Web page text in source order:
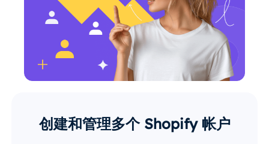
创建和管理多个 Shopify 帐户